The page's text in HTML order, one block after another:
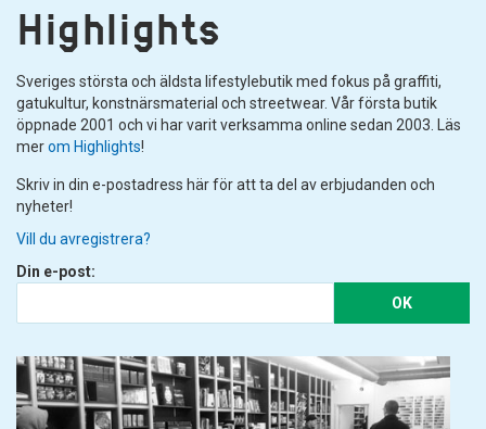
Highlights
Sveriges största och äldsta lifestylebutik med fokus på graffiti,
gatukultur, konstnärsmaterial och streetwear. Vår första butik
öppnade 2001 och vi har varit verksamma online sedan 2003. Läs
merom Highlights!
Skriv in din e-postadress här för att ta del av erbjudanden och
nyheter!
Vill du avregistrera?
Din e-post:
OK